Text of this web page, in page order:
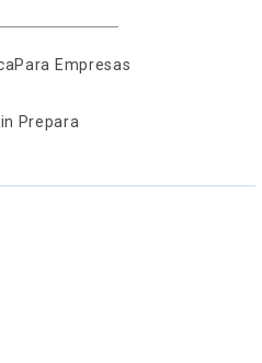
Para Empresas
Prepara